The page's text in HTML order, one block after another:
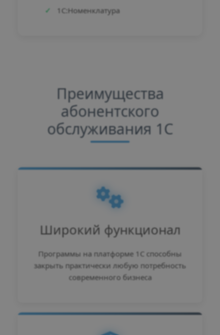
1С:Номенклатура
Преимущества
абонентского
обслуживания 1С
Широкий функционал
Программы на платформе 1С способны
закрыть практически любую потребность
современного бизнеса